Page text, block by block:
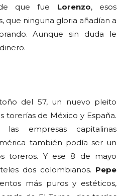
que fue Lorenzo, esos
que ninguna gloria añadían a
Aunque sin duda le
del 57, un nuevo pleito
torerías de México y España.
las empresas capitalinas
también podía ser un
toreros. Y ese 8 de mayo
dos colombianos. Pepe
más puros y estéticos,